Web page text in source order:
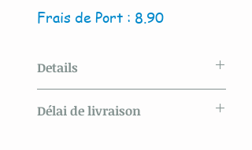
Frais de Port : 8.90
Details
Couture By Titia
Délai de livraison